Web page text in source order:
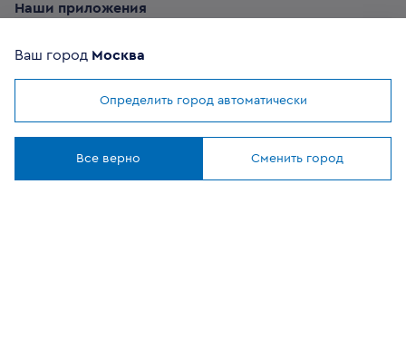
Мы используем cookies
Наши приложения
Ваш город Москва
Определить город автоматически
Все верно Сменить город